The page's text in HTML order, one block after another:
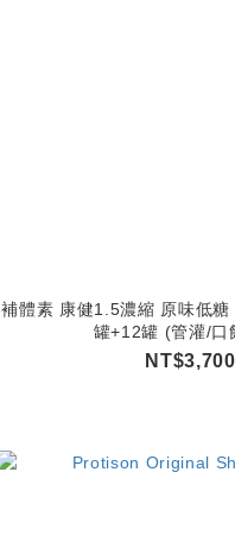
補體素 康健1.5濃縮 原味低
罐+12罐 (管灌/口
NT$3,700